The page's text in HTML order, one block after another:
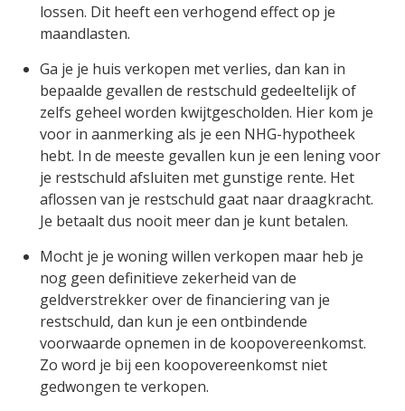
lossen. Dit heeft een verhogend effect op je
maandlasten.
Ga je je huis verkopen met verlies, dan kan in
bepaalde gevallen de restschuld gedeeltelijk of
zelfs geheel worden kwijtgescholden. Hier kom je
voor in aanmerking als je een NHG-hypotheek
hebt. In de meeste gevallen kun je een lening voor
je restschuld afsluiten met gunstige rente. Het
aflossen van je restschuld gaat naar draagkracht.
Je betaalt dus nooit meer dan je kunt betalen.
Mocht je je woning willen verkopen maar heb je
nog geen definitieve zekerheid van de
geldverstrekker over de financiering van je
restschuld, dan kun je een ontbindende
voorwaarde opnemen in de koopovereenkomst.
Zo word je bij een koopovereenkomst niet
gedwongen te verkopen.